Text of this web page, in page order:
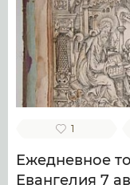
1
Ежедневное
Евангелия 7